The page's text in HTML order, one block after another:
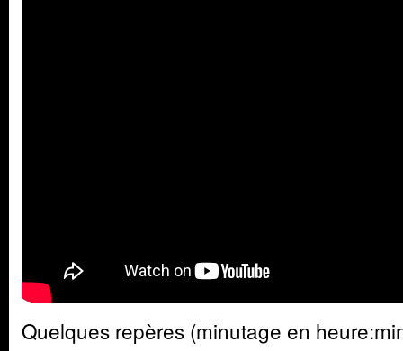
Quelques repères (minutage en